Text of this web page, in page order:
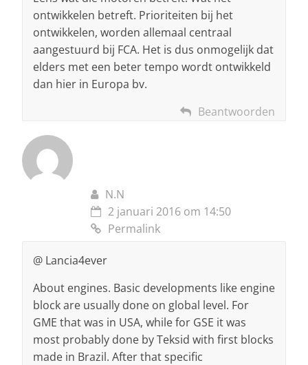
ontwikkelen betreft. Prioriteiten bij het
ontwikkelen, worden allemaal centraal
aangestuurd bij FCA. Het is dus onmogelijk dat
elders met een beter tempo wordt ontwikkeld
dan hier in Europa bv.
Beantwoorden
N.N
2 januari 2016 om 14:50
Permalink
@ Lancia4ever
About engines. Basic developments like engine
block are usually done on global level. For
GME that was in USA, while for GSE it was
most probably done by Teksid with first blocks
made in Brazil. After that specific